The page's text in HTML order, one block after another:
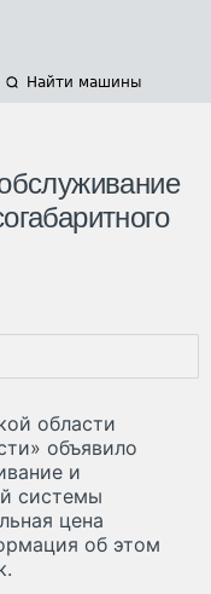
Найти машины
области
объявило
и
системы
цена
об этом